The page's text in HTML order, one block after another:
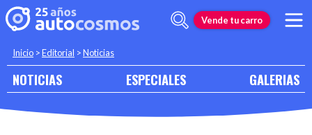
Vende tu carro
Inicio >Editorial >Noticias
NOTICIAS ESPECIALES GALERIAS